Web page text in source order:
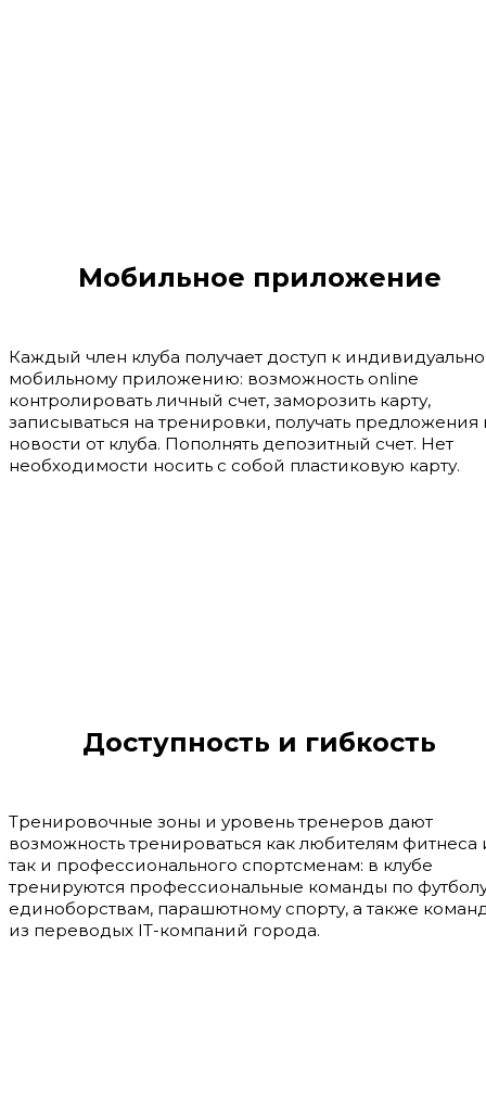
Мобильное приложение
Каждый член клуба получает доступ к
мобильному приложению: возможность online
контролировать личный счет, заморозить карту,
записываться на тренировки, получать предложения
новости от клуба. Пополнять депозитный счет. Нет
необходимости носить с собой пластиковую карту.
Доступность и гибкость
Тренировочные зоны и уровень тренеров дают
возможность тренироваться как любителям фитнеса
так и профессионального спортсменам: в клубе
тренируются профессиональные команды по
единоборствам, парашютному спорту, а также
из переводых IT-компаний города.